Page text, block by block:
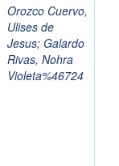
Orozco Cuervo,
Ulises de
Jesus; Galardo
Rivas, Nohra
Violeta%46724